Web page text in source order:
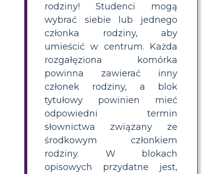
rodziny! Studenci mogą
wybrać siebie lub jednego
członka rodziny, aby
umieścić w centrum. Każda
rozgałęziona komórka
powinna zawierać inny
członek rodziny, a blok
tytułowy powinien mieć
odpowiedni termin
słownictwa związany ze
środkowym członkiem
rodziny. W blokach
opisowych przydatne jest,